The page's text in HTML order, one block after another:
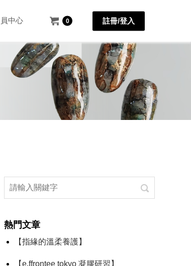
中心 0 註冊/登入
熱門文章
【指緣的溫柔養護】
【e.ffrontee tokyo 凝膠研習】